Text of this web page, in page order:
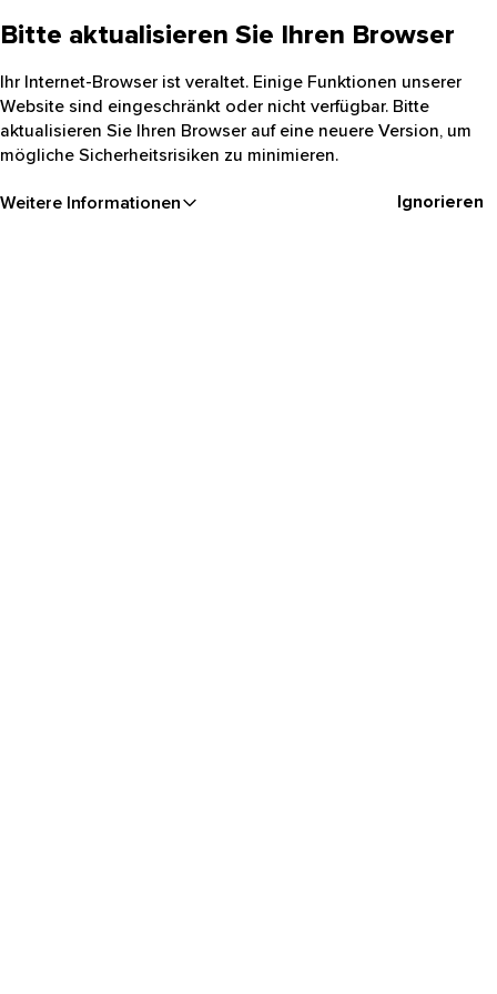
Bitte aktualisieren Sie Ihren Browser
Ihr Internet-Browser ist veraltet. Einige Funktionen unserer
Website sind eingeschränkt oder nicht verfügbar. Bitte
aktualisieren Sie Ihren Browser auf eine neuere Version, um
mögliche Sicherheitsrisiken zu minimieren.
Weitere Informationen Ignorieren